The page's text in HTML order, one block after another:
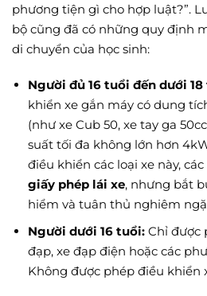
phương tiện gì cho hợp luật?”.
bộ cũng đã có những quy định
di chuyển của học sinh:
Người đủ 16 tuổi đến dưới
khiển xe gắn máy có dung
(như xe Cub 50, xe tay ga
suất tối đa không lớn hơn
điều khiển các loại xe này,
giấy phép lái xe, nhưng bắt
hiểm và tuân thủ nghiêm
Người dưới 16 tuổi:Chỉ được
đạp, xe đạp điện hoặc các
Không được phép điều khiển